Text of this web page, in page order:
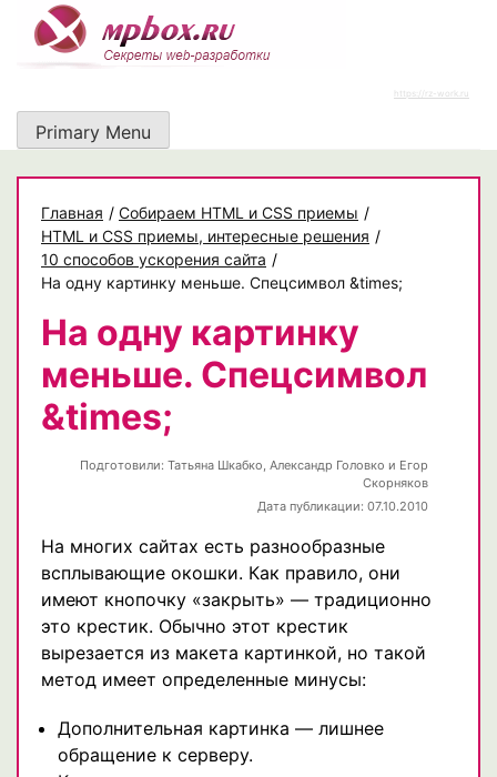
content
https://rz-work.ru
Primary Menu
Главная / Собираем HTML и CSS приемы /
HTML и CSS приемы, интересные решения /
10 способов ускорения сайта /
На одну картинку меньше. Спецсимвол &times;
На одну картинку
меньше. Спецсимвол
&times;
Подготовили: Татьяна Шкабко, Александр Головко и Егор
Скорняков
Дата публикации: 07.10.2010
На многих сайтах есть разнообразные
всплывающие окошки. Как правило, они
имеют кнопочку «закрыть» — традиционно
это крестик. Обычно этот крестик
вырезается из макета картинкой, но такой
метод имеет определенные минусы:
Дополнительная картинка — лишнее
обращение к серверу.